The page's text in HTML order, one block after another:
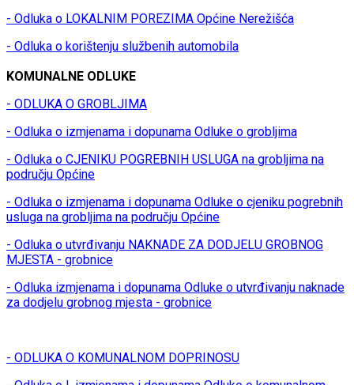
- Odluka o LOKALNIM POREZIMA Općine Nerežišća
- Odluka o korištenju službenih automobila
KOMUNALNE ODLUKE
- ODLUKA O GROBLJIMA
- Odluka o izmjenama i dopunama Odluke o grobljima
- Odluka o CJENIKU POGREBNIH USLUGA na grobljima na
području Općine
- Odluka o izmjenama i dopunama Odluke o cjeniku pogrebnih
usluga na grobljima na području Općine
- Odluka o utvrđivanju NAKNADE ZA DODJELU GROBNOG
MJESTA - grobnice
- Odluka izmjenama i dopunama Odluke o utvrđivanju naknade
za dodjelu grobnog mjesta - grobnice
- ODLUKA O KOMUNALNOM DOPRINOSU